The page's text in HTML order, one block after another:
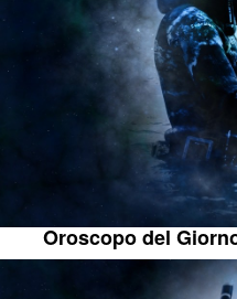
Oroscopo del